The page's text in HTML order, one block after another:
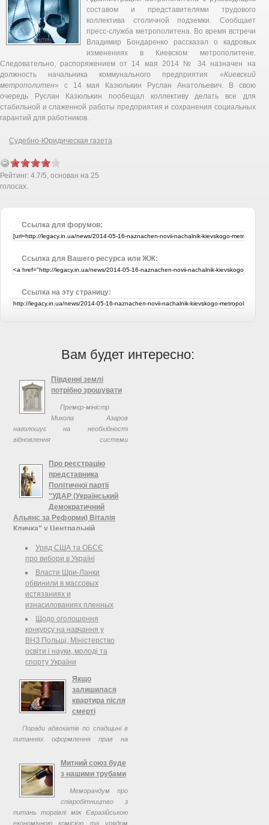
составом и представителями трудового
коллектива столичной подземки. Сообщает
пресс-служба метрополитена. Во время встречи
Владимир Бондаренко рассказал о кадровых
изменениях в Киевском метрополитене.
Следовательно, распоряжением от 14 мая 2014 № 34 назначен на
должность начальника коммунального предприятия «Киевский
метрополитен» с 14 мая Казюлькин Руслан Анатольевич. В свою
очередь Руслан Казюлькин пообещал коллективу делать все для
стабильной и слаженной работы предприятия и сохранения социальных
гарантий для работников.
Судебно-Юридическая газета
Рейтинг: 4.7/5, основан на 25
голосах.
Ссылка для форумов:
Ссылка для Вашего ресурса или ЖЖ:
Ссылка на эту страницу:
Вам будет интересно:
Південні землі
потрібно зрошувати
Премєр-міністр
Микола Азаров
наголошує на необхідності
відновлення системи
його словами, протягом
найближчих двох років
передбаченовідновити зрошення на
1 мільйоні ...
Про реєстрацію
представника
Політичної партії
"УДАР (Український
Демократичний
Альянс за Реформи) Віталія
Кличка" у Центральній
дорадчого голосу, Центральна
виборча комісія
Про реєстрацію представника
Політичної партії "УДАР
(Український Демократичний
Альянс за Реформи) Віталія Кличка"
у Центральній виборчій комісії з
правом дорадчого голосу
Уряд США та ОБСЄ
про вибори в Україні
Власти Шри-Ланки
обвинили в массовых
истязаниях и
изнасилованиях пленных
Щодо оголошення
конкурсу на навчання у
ВНЗ Польщі, Міністерство
освіти і науки, молоді та
спорту України
Якщо
залишилася
квартира після
смерті
Поради адвокатів по спадщині в
питаннях оформлення прав на
Митний союз буде
з нашими трубами
Меморандум про
співробітництво з
питань торгівлі між Євразійською
економічною комісією та урядом